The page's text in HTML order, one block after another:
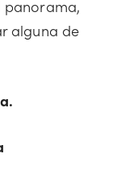
panorama,
alguna de